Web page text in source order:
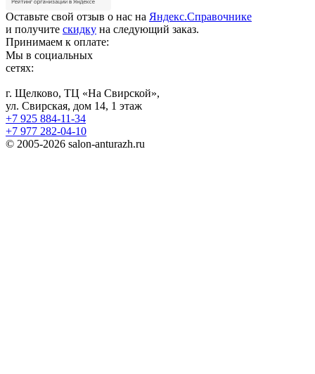
Оставьте свой отзыв о нас на Яндекс.Справочнике
и получите скидку на следующий заказ.
Принимаем к оплате:
Мы в социальных
сетях:
г. Щелково, ТЦ «На Свирской»,
ул. Свирская, дом 14, 1 этаж
+7 925 884-11-34
+7 977 282-04-10
© 2005-2026 salon-anturazh.ru